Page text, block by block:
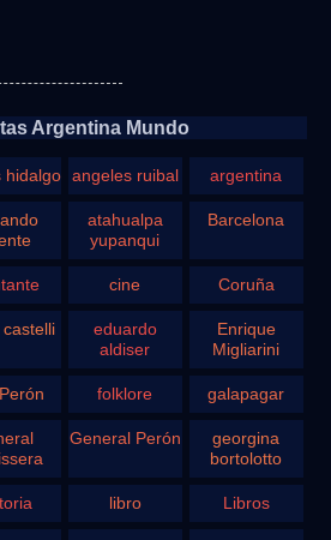
Argentina Mundo
hidalgo angeles ruibal argentina
atahualpa
yupanqui
Barcelona
cine Coruña
eduardo
aldiser
Enrique
Migliarini
folklore galapagar
General Perón
georgina
bortolotto
libro Libros